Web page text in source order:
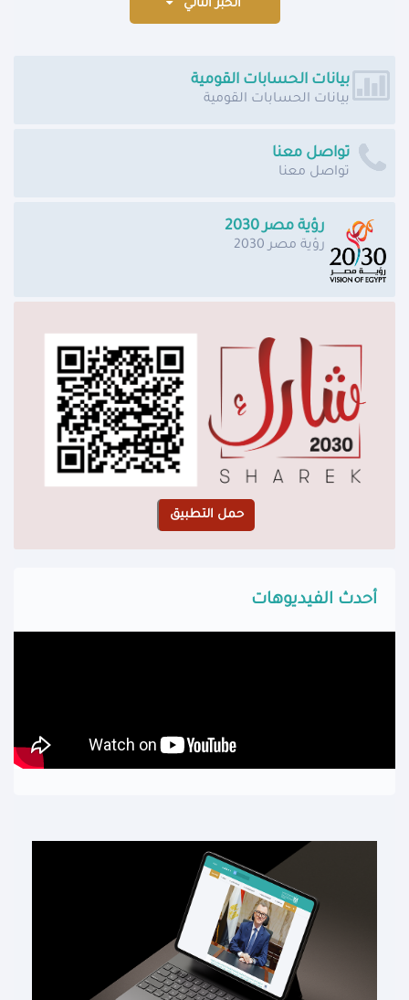
الخبر التالي
بيانات الحسابات القومية
بيانات الحسابات القومية
تواصل معنا
تواصل معنا
رؤية مصر 2030
رؤية مصر 2030
أحدث الفيديوهات